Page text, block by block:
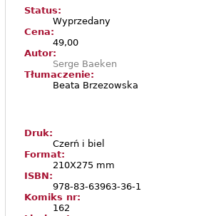
Status:
Wyprzedany
Cena:
49,00
Autor:
Serge Baeken
Tłumaczenie:
Beata Brzezowska
Druk:
Czerń i biel
Format:
210X275 mm
ISBN:
978-83-63963-36-1
Komiks nr:
162